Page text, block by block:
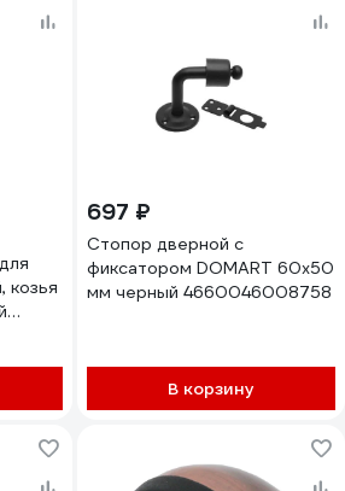
козья
697 ₽
Стопор дверной с
фиксатором DOMART 60x50
мм черный 4660046008758
В корзину